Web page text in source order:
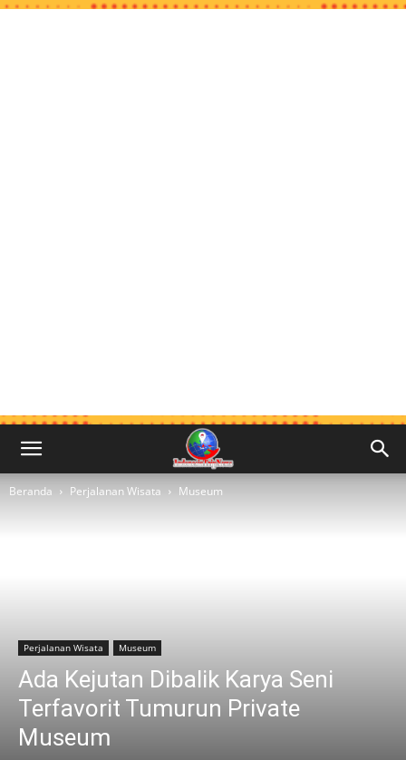
Beranda Perjalanan Wisata Museum
Perjalanan Wisata Museum
Ada Kejutan Dibalik Karya Seni
Terfavorit Tumurun Private
Museum